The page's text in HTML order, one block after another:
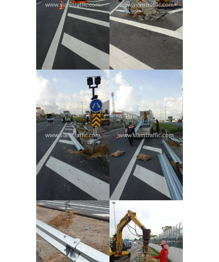
CONTACT US
+66 2 294 0281
LINE OFFICIAL:@siamtraffic
E-MAIL: siamtraffic@yahoo.com
FOLLOW ME
© Copyright 2009-2024 Siam Traffic Co., Ltd. All Rights Reserved.